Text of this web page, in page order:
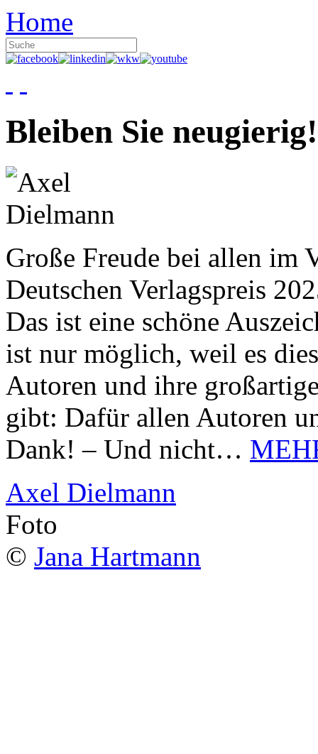
Home
Bleiben Sie neugierig!
Große Freude bei allen im
Deutschen Verlagspreis
Das ist eine schöne
ist nur möglich, weil es
Autoren und ihre
gibt: Dafür allen Autoren
Dank! – Und nicht…
Axel Dielmann
Foto
© Jana Hartmann